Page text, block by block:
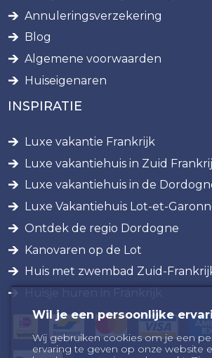
Annuleringsverzekering
Blog
Algemene voorwaarden
Huiseigenaren
INSPIRATIE
Luxe vakantie Frankrijk
Luxe vakantiehuis in Zuid
Luxe vakantiehuis in de
Luxe Vakantiehuis Lot-et-
Ontdek de regio Dordogne
Kanovaren op de Lot
Huis met zwembad Zuid-
Wil je een persoonlijke
Wij gebruiken cookies om je een
ervaring te geven op onze website